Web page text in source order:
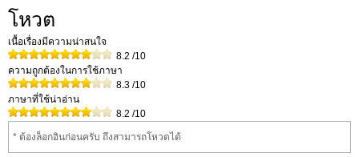
โหวต
เนื้อเรื่องมีความน่าสนใจ
8.2 /10
ความถูกต้องในการใช้ภาษา
8.3 /10
ภาษาที่ใช้น่าอ่าน
8.2 /10
* ต้องล็อกอินก่อนครับ ถึงสามารถโหวดได้